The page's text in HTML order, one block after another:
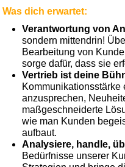
Was dich erwartet:
Verantwortung von
sondern mittendrin!
Bearbeitung von
sorge dafür, dass sie
Vertrieb ist deine
Kommunikationsstärke
anzusprechen,
maßgeschneiderte
wie man Kunden
aufbaut.
Analysiere, handle,
Bedürfnisse unserer